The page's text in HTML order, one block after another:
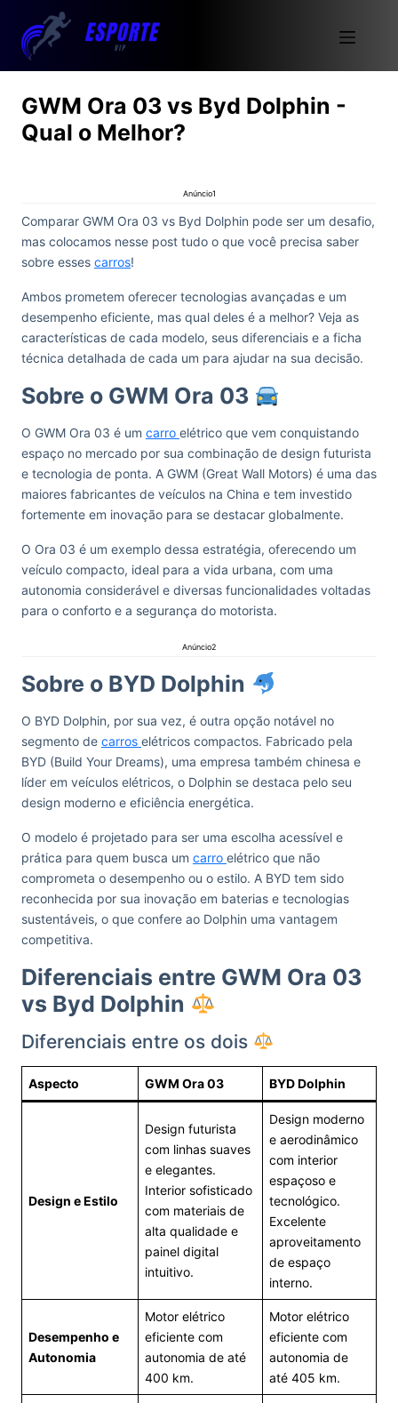
GWM Ora 03 vs Byd Dolphin -
Qual o Melhor?
Anúncio1
Comparar GWM Ora 03 vs Byd Dolphin pode ser um desafio,
mas colocamos nesse post tudo o que você precisa saber
sobre esses carros!
Ambos prometem oferecer tecnologias avançadas e um
desempenho eficiente, mas qual deles é a melhor? Veja as
características de cada modelo, seus diferenciais e a ficha
técnica detalhada de cada um para ajudar na sua decisão.
Sobre o GWM Ora 03
O GWM Ora 03 é um carro elétrico que vem conquistando
espaço no mercado por sua combinação de design futurista
e tecnologia de ponta. A GWM (Great Wall Motors) é uma das
maiores fabricantes de veículos na China e tem investido
fortemente em inovação para se destacar globalmente.
O Ora 03 é um exemplo dessa estratégia, oferecendo um
veículo compacto, ideal para a vida urbana, com uma
autonomia considerável e diversas funcionalidades voltadas
para o conforto e a segurança do motorista.
Anúncio2
Sobre o BYD Dolphin
O BYD Dolphin, por sua vez, é outra opção notável no
segmento de carros elétricos compactos. Fabricado pela
BYD (Build Your Dreams), uma empresa também chinesa e
líder em veículos elétricos, o Dolphin se destaca pelo seu
design moderno e eficiência energética.
O modelo é projetado para ser uma escolha acessível e
prática para quem busca um carro elétrico que não
comprometa o desempenho ou o estilo. A BYD tem sido
reconhecida por sua inovação em baterias e tecnologias
sustentáveis, o que confere ao Dolphin uma vantagem
competitiva.
Diferenciais entre GWM Ora 03
vs Byd Dolphin
Diferenciais entre os dois
Aspecto GWM Ora 03 BYD Dolphin
Design e Estilo
Design futurista
com linhas suaves
e elegantes.
Interior sofisticado
com materiais de
alta qualidade e
painel digital
intuitivo.
Design moderno
e aerodinâmico
com interior
espaçoso e
tecnológico.
Excelente
aproveitamento
de espaço
interno.
Desempenho e
Autonomia
Motor elétrico
eficiente com
autonomia de até
400 km.
Motor elétrico
eficiente com
autonomia de
até 405 km.